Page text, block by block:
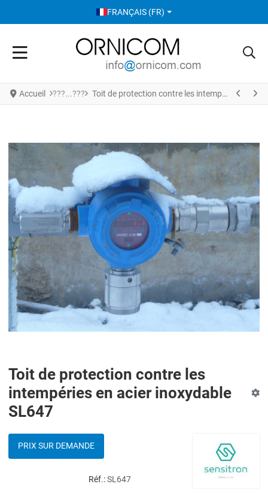
SÉLECTIONNEZ VOTRE LANGUE
FRANÇAIS (FR)
Accueil Toit de protection contre les intempéries en acier inoxydable SL647
Toit de protection contre les
intempéries en acier inoxydable
SL647
PRIX SUR DEMANDE
Réf.:SL647